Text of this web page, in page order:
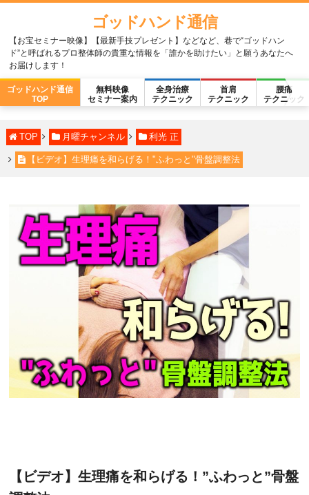
ゴッドハンド通信
【お宝セミナー映像】【最新手技プレゼント】などなど、巷で“ゴッドハン
ド”と呼ばれるプロ整体師の貴重な情報を「誰かを助けたい」と願うあなたへ
お届けします！
ゴッドハンド通信
TOP
無料映像
セミナー案内
全身治療
テクニック
首肩
テクニック
腰痛
テクニック
TOP 月曜チャンネル 利光 正
【ビデオ】生理痛を和らげる！"ふわっと"骨盤調整法
【ビデオ】生理痛を和らげる！”ふわっと”骨盤